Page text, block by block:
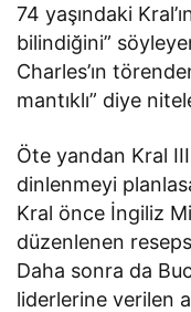
74 yaşındaki
bilindiğini”
Charles’ın
mantıklı” diye
Öte yandan Kral
dinlenmeyi
Kral önce İngiliz
düzenlenen
Daha sonra da
liderlerine verilen